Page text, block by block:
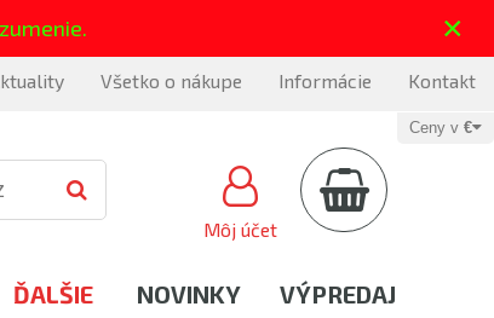
×
Všetko o nákupe Informácie Kontakt
Môj účet
Ceny v €
ĎALŠIE NOVINKY VÝPREDAJ